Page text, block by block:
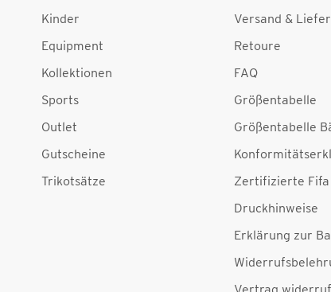
Kinder
Equipment
Kollektionen
Sports
Outlet
Gutscheine
Trikotsätze
Versand &
Retoure
FAQ
Größentabelle
Größentabelle
Zertifizierte
Druckhinweise
Erklärung zur
Vertrag